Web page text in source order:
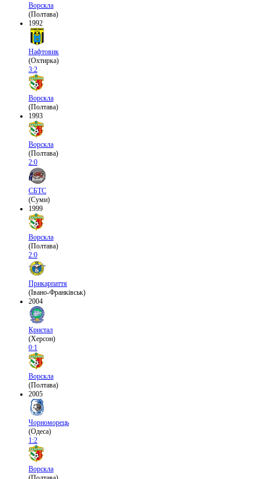
Ворскла
(Полтава)
1992
Нафтовик
(Охтирка)
3:2
Ворскла
(Полтава)
1993
Ворскла
(Полтава)
2:0
СБТС
(Суми)
1999
Ворскла
(Полтава)
2:0
Прикарпаття
(Івано-Франківськ)
2004
Кристал
(Херсон)
0:1
Ворскла
(Полтава)
2005
Чорноморець
(Одеса)
1:2
Ворскла